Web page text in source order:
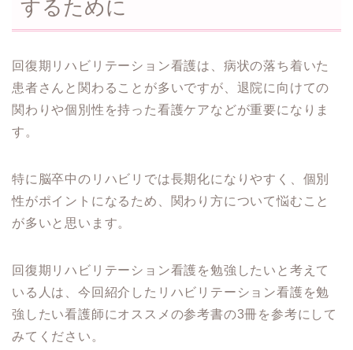
するために
回復期リハビリテーション看護は、病状の落ち着いた
患者さんと関わることが多いですが、退院に向けての
関わりや個別性を持った看護ケアなどが重要になりま
す。
特に脳卒中のリハビリでは長期化になりやすく、個別
性がポイントになるため、関わり方について悩むこと
が多いと思います。
回復期リハビリテーション看護を勉強したいと考えて
いる人は、今回紹介したリハビリテーション看護を勉
強したい看護師にオススメの参考書の3冊を参考にして
みてください。